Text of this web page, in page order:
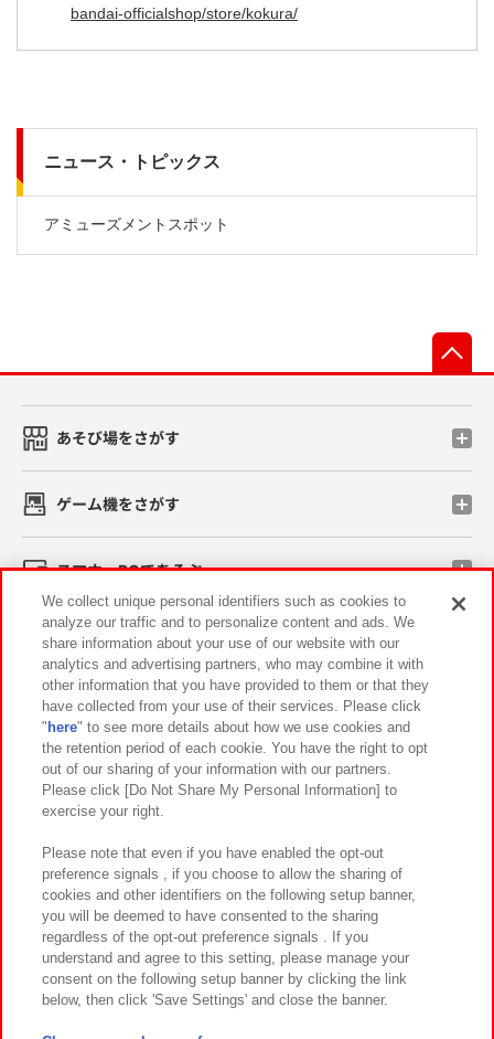
bandai-officialshop/store/kokura/
ニュース・トピックス
アミューズメントスポット
あそび場をさがす
ゲーム機をさがす
スマホ・PCであそぶ
イベント・キャンペーン
関連会社 サステナビリティ サイトポリシー
プライバシーポリシー ウェブアクセシビリティ方針と検証結果
お取引先さまとともに
カスタマーハラスメント対応方針 よくあるご質問・お問い合わせ
©Bandai Namco Amusement Inc.
©Bandai Namco Amusement Lab Inc.
We collect unique personal identifiers such as cookies to
analyze our traffic and to personalize content and ads. We
share information about your use of our website with our
analytics and advertising partners, who may combine it with
other information that you have provided to them or that they
have collected from your use of their services. Please click
" here" to see more details about how we use cookies and
the retention period of each cookie. You have the right to opt
out of our sharing of your information with our partners.
Please click [Do Not Share My Personal Information] to
exercise your right.
Please note that even if you have enabled the opt-out
preference signals , if you choose to allow the sharing of
cookies and other identifiers on the following setup banner,
you will be deemed to have consented to the sharing
regardless of the opt-out preference signals . If you
understand and agree to this setting, please manage your
consent on the following setup banner by clicking the link
below, then click 'Save Settings' and close the banner.